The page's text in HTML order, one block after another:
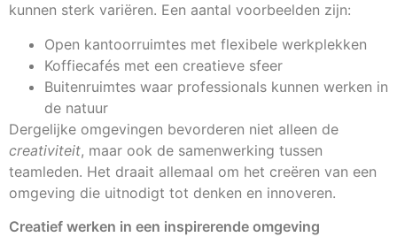
kunnen sterk variëren. Een aantal voorbeelden zijn:
Open kantoorruimtes met flexibele werkplekken
Koffiecafés met een creatieve sfeer
Buitenruimtes waar professionals kunnen werken in
de natuur
Dergelijke omgevingen bevorderen niet alleen de
creativiteit, maar ook de samenwerking tussen
teamleden. Het draait allemaal om het creëren van een
omgeving die uitnodigt tot denken en innoveren.
Creatief werken in een inspirerende omgeving